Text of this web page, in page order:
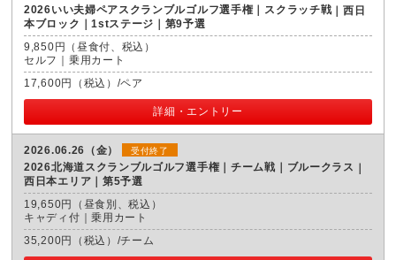
2026いい夫婦ペアスクランブルゴルフ選手権｜スクラッチ戦
西日
本ブロック｜1stステージ｜第9予選
9,850円（昼食付、税込）
セルフ｜乗用カート
17,600円（税込）/ペア
詳細・エントリー
2026.06.26（金） 受付終了
2026北海道スクランブルゴルフ選手権｜チーム戦｜ブルークラス
西日本エリア｜第5予選
19,650円（昼食別、税込）
キャディ付｜乗用カート
35,200円（税込）/チーム